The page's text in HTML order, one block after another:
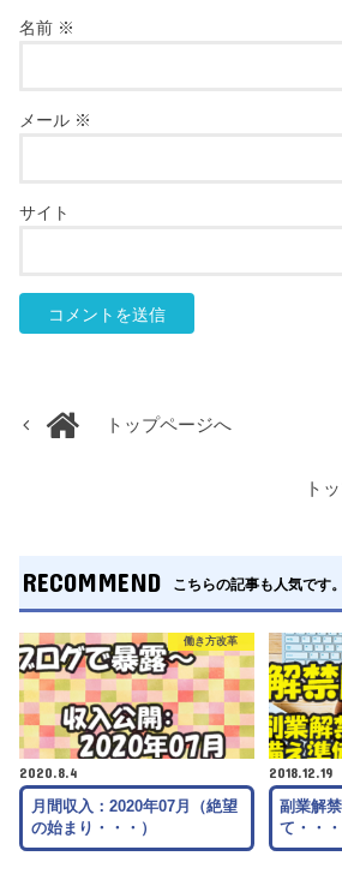
名前 ※
メール ※
サイト
トップページへ
ト
RECOMMEND こちらの記事も人気です。
働き方改革
2020.8.4
月間収入：2020年07月（絶望
の始まり・・・）
2018.12.19
副業解
て・・・